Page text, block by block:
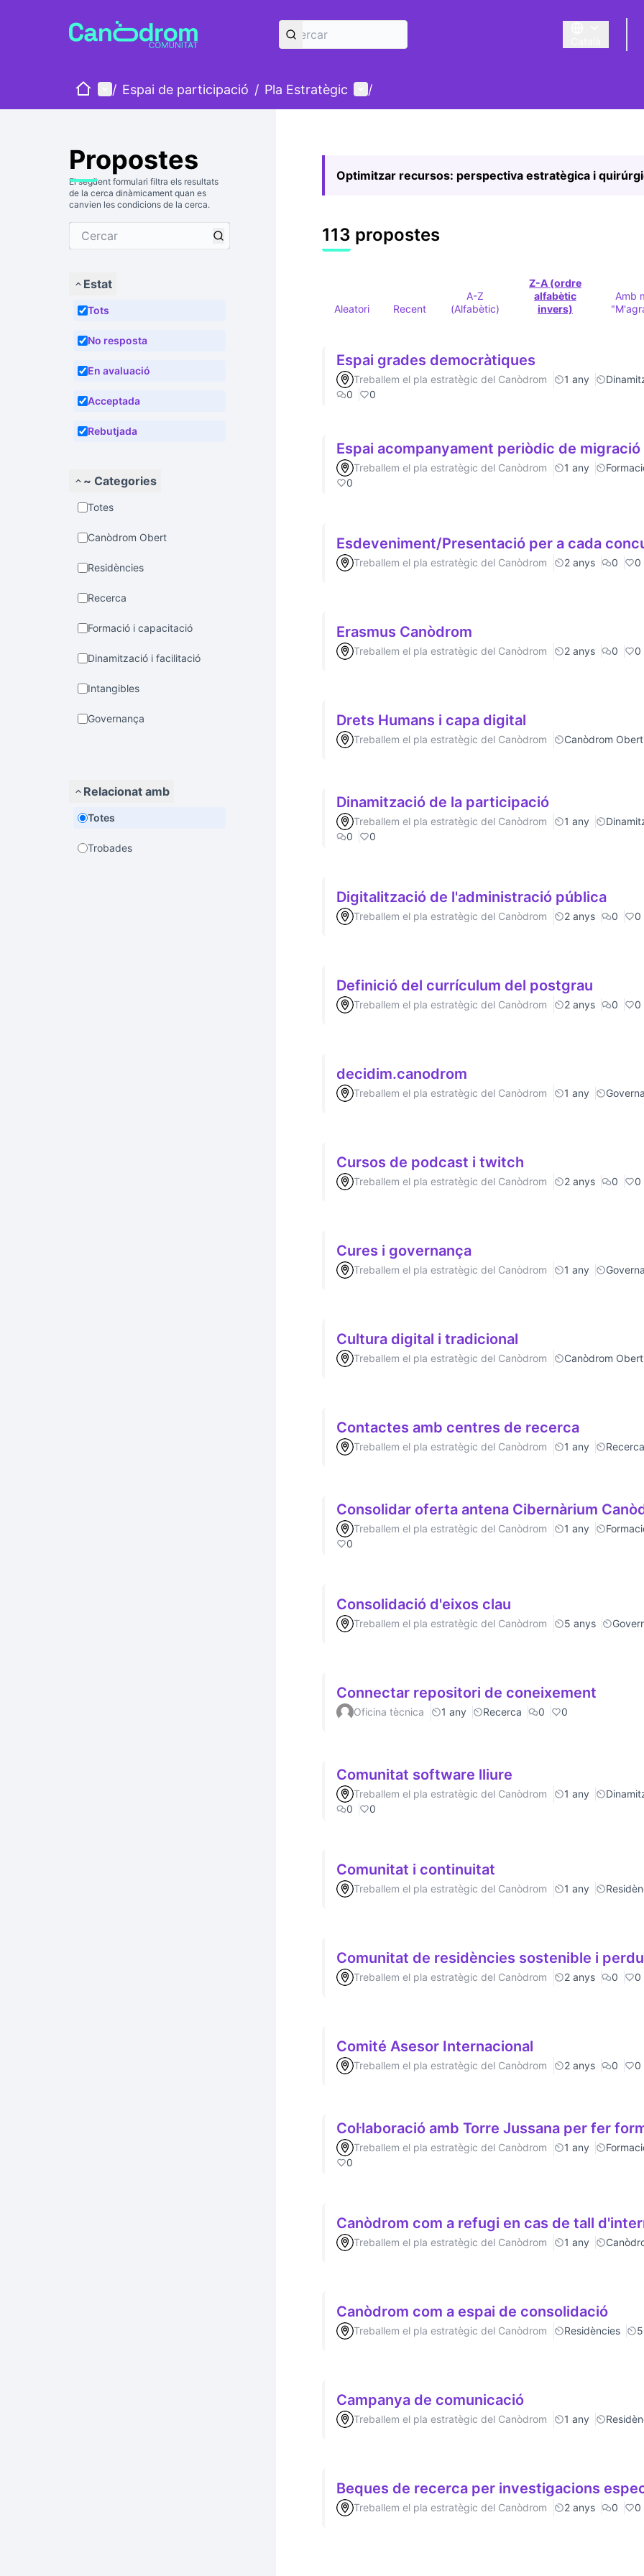
Triar la llengua
IniciMenú principal
/ Espai de participació / Pla Estratègic Menú d'usuari
/
Propostes
El següent formulari filtra els resultats
de la cerca dinàmicament quan es
canvien les condicions de la cerca.
Estat
Tots
No resposta
En avaluació
Acceptada
Rebutjada
~ Categories
Totes
Canòdrom Obert
Residències
Recerca
Formació i capacitació
Dinamització i facilitació
Intangibles
Governança
Relacionat amb
Totes
Trobades
Optimitzar recursos: perspectiva estratègica i
113 propostes
Aleatori Recent
A-Z
(Alfabètic)
Z-A (ordre
alfabètic
invers)
Amb
Espai grades democràtiques
Treballem el pla estratègic del Canòdrom 1 any
0
0
Espai acompanyament periòdic de migració
Treballem el pla estratègic del Canòdrom 1 any
0
Esdeveniment/Presentació per a cada
Treballem el pla estratègic del Canòdrom 2 anys 0 0
Erasmus Canòdrom
Treballem el pla estratègic del Canòdrom 2 anys 0 0
Drets Humans i capa digital
Treballem el pla estratègic del Canòdrom Canòdrom Obert
Dinamització de la participació
Treballem el pla estratègic del Canòdrom 1 any
0
0
Digitalització de l'administració pública
Treballem el pla estratègic del Canòdrom 2 anys 0 0
Definició del currículum del postgrau
Treballem el pla estratègic del Canòdrom 2 anys 0 0
decidim.canodrom
Treballem el pla estratègic del Canòdrom 1 any
Cursos de podcast i twitch
Treballem el pla estratègic del Canòdrom 2 anys 0 0
Cures i governança
Treballem el pla estratègic del Canòdrom 1 any
Cultura digital i tradicional
Treballem el pla estratègic del Canòdrom Canòdrom Obert
Contactes amb centres de recerca
Treballem el pla estratègic del Canòdrom 1 any Recerca
Consolidar oferta antena Cibernàrium
Treballem el pla estratègic del Canòdrom 1 any
0
Consolidació d'eixos clau
Treballem el pla estratègic del Canòdrom 5 anys
Connectar repositori de coneixement
Oficina tècnica 1 any Recerca 0 0
Comunitat software lliure
Treballem el pla estratègic del Canòdrom 1 any
0
0
Comunitat i continuitat
Treballem el pla estratègic del Canòdrom 1 any
Comunitat de residències sostenible
Treballem el pla estratègic del Canòdrom 2 anys 0 0
Comité Asesor Internacional
Treballem el pla estratègic del Canòdrom 2 anys 0 0
Col·laboració amb Torre Jussana per fer
Treballem el pla estratègic del Canòdrom 1 any
0
Canòdrom com a refugi en cas de tall
Treballem el pla estratègic del Canòdrom 1 any
Canòdrom com a espai de consolidació
Treballem el pla estratègic del Canòdrom Residències
Campanya de comunicació
Treballem el pla estratègic del Canòdrom 1 any
Beques de recerca per investigacions
Treballem el pla estratègic del Canòdrom 2 anys 0 0